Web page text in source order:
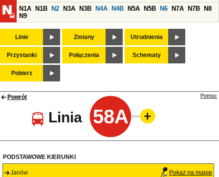
N1A
N1B N2 N3A N3B N4A N4B N5A N5B N6 N7A N7B
N8
N9
Linie Zmiany Utrudnienia
Przystanki Połączenia Schematy
Pobierz
Powrót
Linia 58A
Pomoc
PODSTAWOWE KIERUNKI
Janów Pokaż na mapie